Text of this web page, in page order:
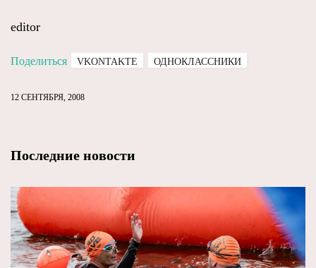
editor
Поделиться VKONTAKTE ОДНОКЛАССНИКИ
12 СЕНТЯБРЯ, 2008
Последние новости